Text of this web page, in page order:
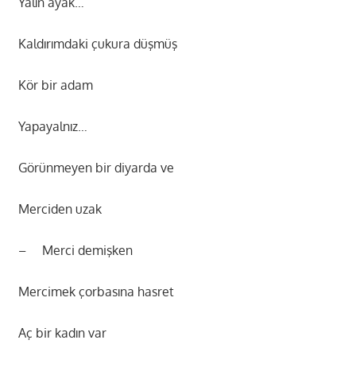
Kaldırımdaki çukura düşmüş
Kör bir adam
Yapayalnız…
Görünmeyen bir diyarda ve
Merciden uzak
– Merci demişken
Mercimek çorbasına hasret
Aç bir kadın var